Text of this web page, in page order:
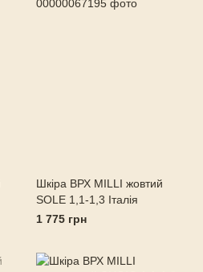
Шкіра ВРХ MILLI жовтий
SOLE 1,1-1,3 Італія
1 775 грн